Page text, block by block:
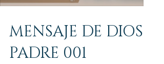
MENSAJE DE DIOS
PADRE 001